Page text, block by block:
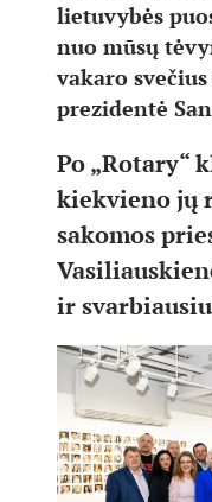
lietuvybės
nuo mūsų
vakaro
prezidentė
Po „Rotary“
kiekvieno jų
sakomos
ir